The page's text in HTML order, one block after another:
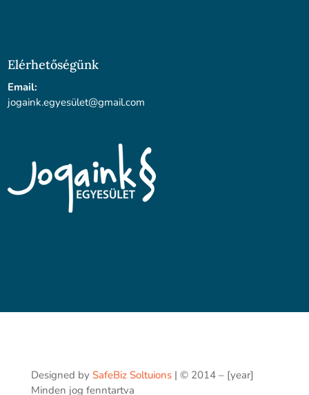
Elérhetőségünk
Email:
jogaink.egyesület@gmail.com
Designed by SafeBiz Soltuions| © 2014 – [year]
Minden jog fenntartva